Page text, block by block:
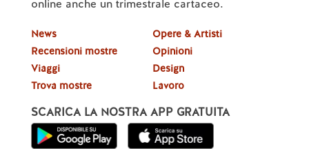
online anche un trimestrale cartaceo.
News
Recensioni mostre
Viaggi
Trova mostre
Opere & Artisti
Opinioni
Design
Lavoro
SCARICA LA NOSTRA APP GRATUITA